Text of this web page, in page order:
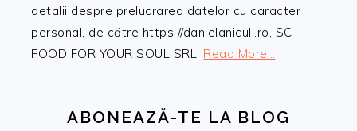
detalii despre prelucrarea datelor cu caracter
personal, de către https://danielaniculi.ro, SC
FOOD FOR YOUR SOUL SRL. Read More…
ABONEAZĂ-TE LA BLOG